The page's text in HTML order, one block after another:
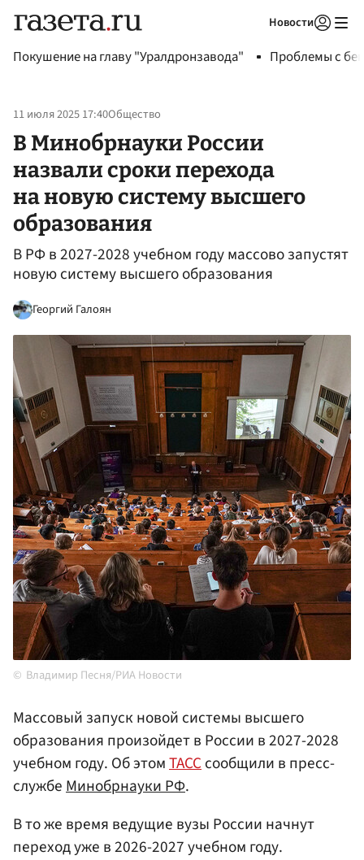
Новости
Покушение на главу "Уралдронзавода" Проблемы с
11 июля 2025 17:40Общество
В Минобрнауки России
назвали сроки перехода
на новую систему высшего
образования
В РФ в 2027-2028 учебном году массово запустят
новую систему высшего образования
Георгий Галоян
Владимир Песня/РИА Новости
Массовый запуск новой системы высшего
образования произойдет в России в 2027-2028
учебном году. Об этомТАССсообщили в пресс-
службеМинобрнаукиРФ.
В то же время ведущие вузы России начнут
переход уже в 2026-2027 учебном году.